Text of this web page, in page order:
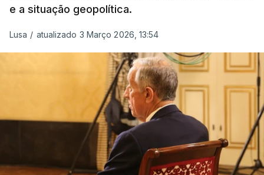
"Foi ainda
chefe do Branch de Apoio às
Operações na Divisão de Operações,
acumulando com presidente dos Grupos NATO
de Proteção da Força e de Operações
, no Quartel-General do Comando
Supremo das Forças Aliadas na Europa (SHAPE),
em Mons, Bélgica", acrescenta-se.
O tenente-general Paulo Emanuel Maia
Pereira nasceu em Almeirim, no distrito de
e a situação geopolítica.
Lusa / atualizado 3 Março 2026, 13:54